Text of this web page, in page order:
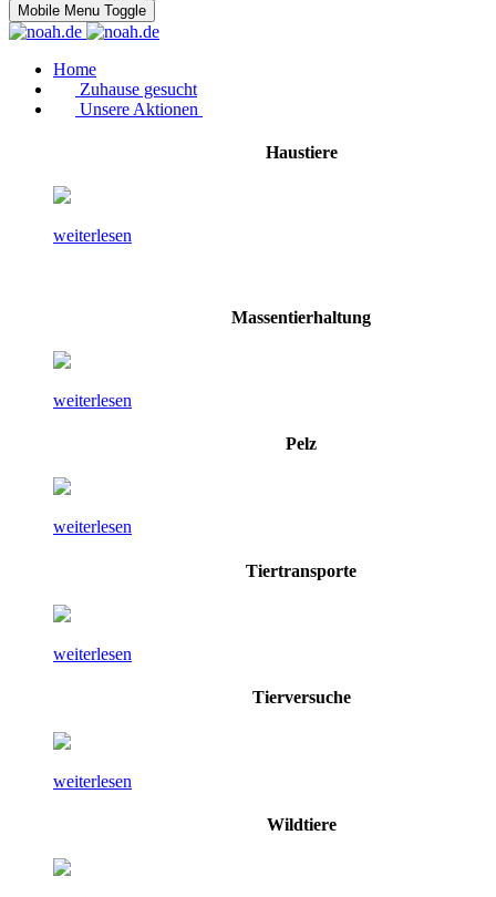
Mobile Menu Toggle
Home
Zuhause gesucht
Unsere Aktionen
Haustiere
weiterlesen
Massentierhaltung
weiterlesen
Pelz
weiterlesen
Tiertransporte
weiterlesen
Tierversuche
weiterlesen
Wildtiere